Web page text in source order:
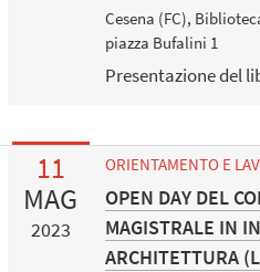
Cesena (FC),
piazza Bufalini 1
Presentazione del
11
MAG
2023
ORIENTAMENTO E
OPEN DAY DEL
MAGISTRALE IN
ARCHITETTURA